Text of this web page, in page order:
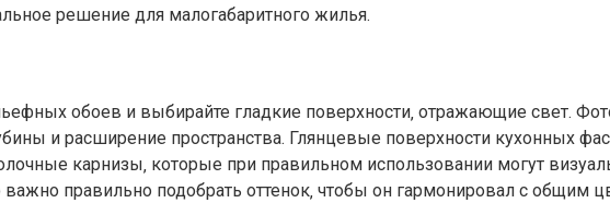
решение для малогабаритного жилья.
обоев и выбирайте гладкие поверхности‚ отражающие свет.
и расширение пространства. Глянцевые поверхности кухонных
карнизы‚ которые при правильном использовании могут
правильно подобрать оттенок‚ чтобы он гармонировал с общим